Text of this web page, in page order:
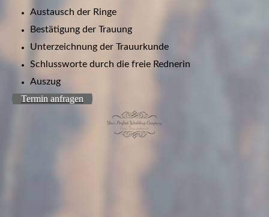
Austausch der Ringe
Bestätigung der Trauung
Unterzeichnung der Trauurkunde
Schlussworte durch die freie Rednerin
Auszug
Termin anfragen